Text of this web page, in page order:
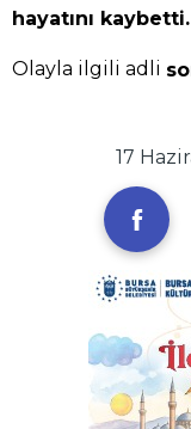
hayatını kaybetti.
Olayla ilgili adli
17